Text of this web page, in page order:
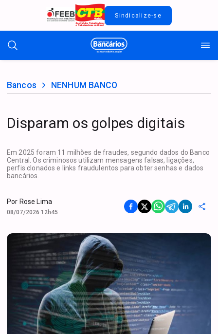
Sindicalize-se
Bancos NENHUM BANCO
Disparam os golpes digitais
Em 2025 foram 11 milhões de fraudes, segundo dados do Banco
Central. Os criminosos utilizam mensagens falsas, ligações,
perfis clonados e links fraudulentos para obter senhas e dados
bancários.
Por Rose Lima
08/07/2026 12h45